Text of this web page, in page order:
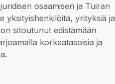
osaamisen ja Tuiran
yksityishenkilöitä, yrityksiä ja
sitoutunut edistämään
korkeatasoisia ja